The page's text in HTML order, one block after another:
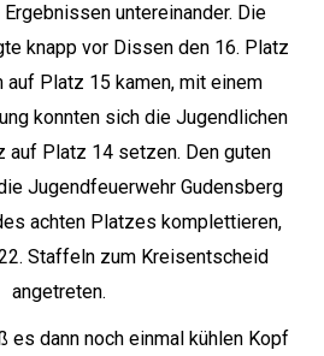
untereinander. Die
knapp vor Dissen den 16. Platz
Platz 15 kamen, mit einem
konnten sich die Jugendlichen
auf Platz 14 setzen. Den guten
Jugendfeuerwehr Gudensberg
achten Platzes komplettieren,
Staffeln zum Kreisentscheid
angetreten.
es dann noch einmal kühlen Kopf